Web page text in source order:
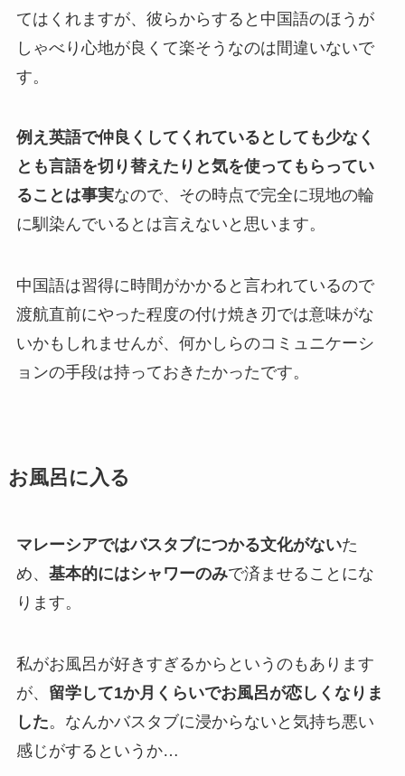
てはくれますが、彼らからすると中国語のほうが
しゃべり心地が良くて楽そうなのは間違いないで
す。
例え英語で仲良くしてくれているとしても少なく
とも言語を切り替えたりと気を使ってもらってい
ることは事実なので、その時点で完全に現地の輪
に馴染んでいるとは言えないと思います。
中国語は習得に時間がかかると言われているので
渡航直前にやった程度の付け焼き刃では意味がな
いかもしれませんが、何かしらのコミュニケーシ
ョンの手段は持っておきたかったです。
お風呂に入る
マレーシアではバスタブにつかる文化がないた
め、 基本的にはシャワーのみで済ませることにな
ります。
私がお風呂が好きすぎるからというのもあります
が、 留学して1か月くらいでお風呂が恋しくなりま
した。なんかバスタブに浸からないと気持ち悪い
感じがするというか…